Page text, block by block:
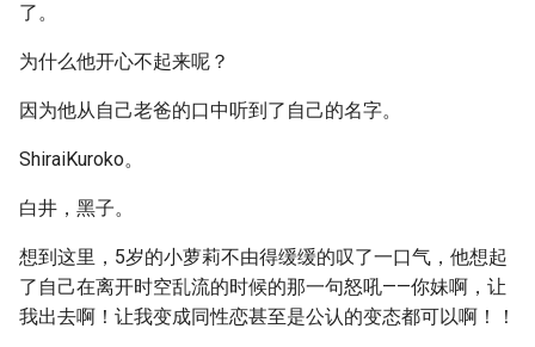
了。
为什么他开心不起来呢？
因为他从自己老爸的口中听到了自己的名字。
ShiraiKuroko。
白井，黑子。
想到这里，5岁的小萝莉不由得缓缓的叹了一口气，他想起
了自己在离开时空乱流的时候的那一句怒吼——你妹啊，让
我出去啊！让我变成同性恋甚至是公认的变态都可以啊！！